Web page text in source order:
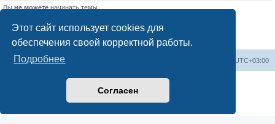
Этот сайт использует cookies для
обеспечения своей корректной работы.
Подробнее
Согласен
Вы не можете начинать темы
Выне можетередактировать свои сообщения
Выне можетеудалять свои сообщения
Выне можетедобавлять вложения
Список форумов UTC+03:00
Создано на основе
® Forum Software © phpBB Limited
Русская поддержка phpBB
Конфиденциальность|Правила